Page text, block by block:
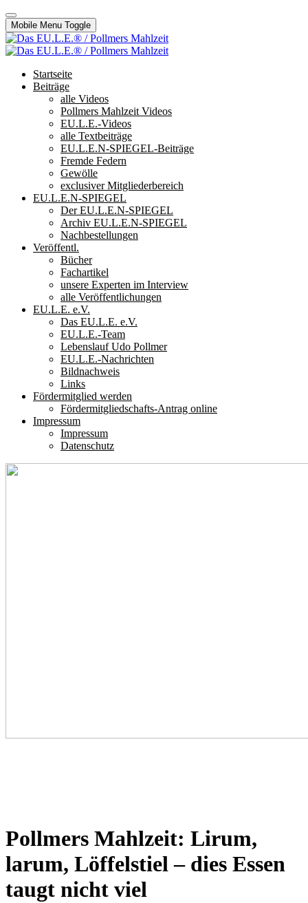
Mobile Menu Toggle
Startseite
Beiträge
alle Videos
Pollmers Mahlzeit Videos
EU.L.E.-Videos
alle Textbeiträge
EU.L.E.N-SPIEGEL-Beiträge
Fremde Federn
Gewölle
exclusiver Mitgliederbereich
EU.L.E.N-SPIEGEL
Der EU.L.E.N-SPIEGEL
Archiv EU.L.E.N-SPIEGEL
Nachbestellungen
Veröffentl.
Bücher
Fachartikel
unsere Experten im Interview
alle Veröffentlichungen
EU.L.E. e.V.
Das EU.L.E. e.V.
EU.L.E.-Team
Lebenslauf Udo Pollmer
EU.L.E.-Nachrichten
Bildnachweis
Links
Fördermitglied werden
Fördermitgliedschafts-Antrag online
Impressum
Impressum
Datenschutz
Pollmers Mahlzeit: Lirum,
larum, Löffelstiel – dies Essen
taugt nicht viel